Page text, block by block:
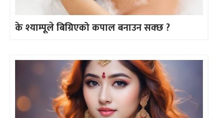
के श्याम्पूले बिग्रिएको कपाल बनाउन सक्छ ?